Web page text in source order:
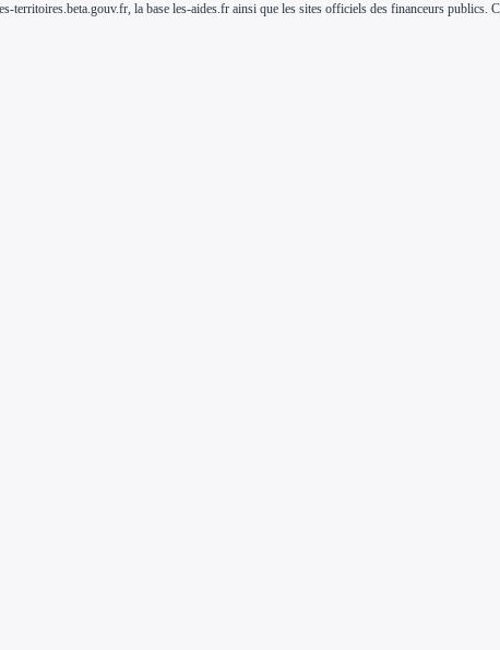
la base les-aides.fr ainsi que les sites officiels des financeurs publics.